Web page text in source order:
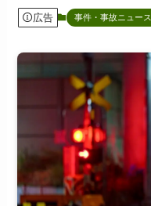
広告 事件・事故ニュース